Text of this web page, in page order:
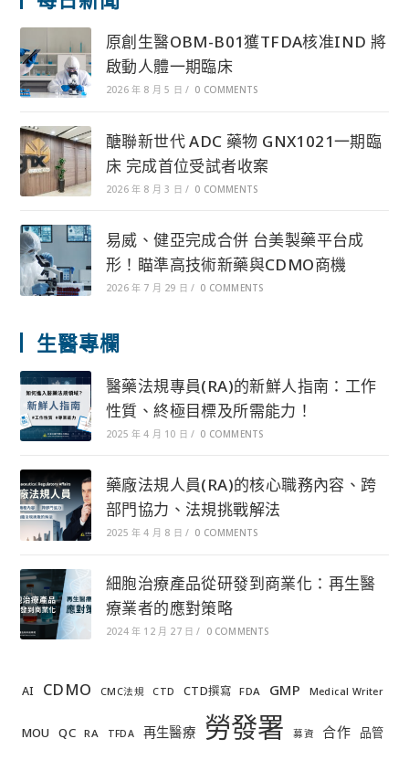
原創生醫OBM-B01獲TFDA核准IND 將
啟動人體一期臨床
2026 年 8 月 5 日 / 0 COMMENTS
醣聯新世代 ADC 藥物 GNX1021一期臨
床 完成首位受試者收案
2026 年 8 月 3 日 / 0 COMMENTS
易威、健亞完成合併 台美製藥平台成
形！瞄準高技術新藥與CDMO商機
2026 年 7 月 29 日 / 0 COMMENTS
生醫專欄
醫藥法規專員(RA)的新鮮人指南：工作
性質、終極目標及所需能力！
2025 年 4 月 10 日 / 0 COMMENTS
藥廠法規人員(RA)的核心職務內容、跨
部門協力、法規挑戰解法
2025 年 4 月 8 日 / 0 COMMENTS
細胞治療產品從研發到商業化：再生醫
療業者的應對策略
2024 年 12 月 27 日 / 0 COMMENTS
AI CDMO CMC法規 CTD CTD撰寫 FDA GMP Medical Writer
MOU QC RA TFDA 再生醫療 勞發署 募資 合作 品管